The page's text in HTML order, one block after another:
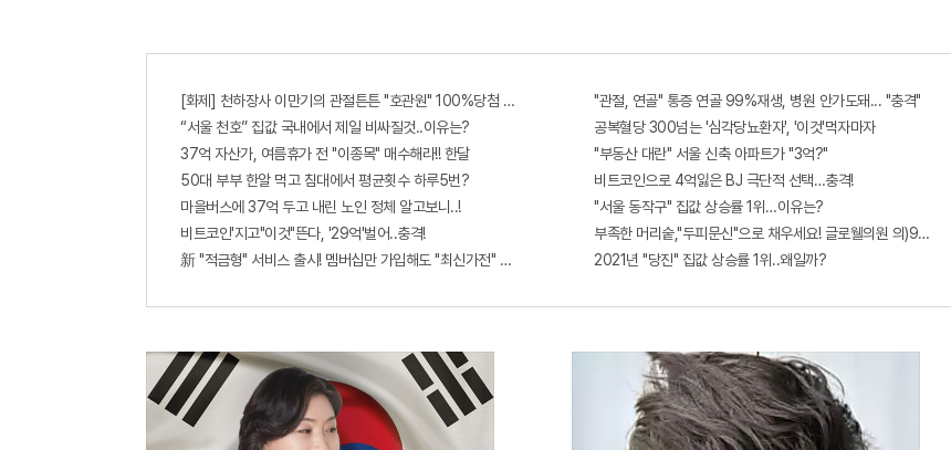
[화제] 천하장사 이만기의 관절튼튼 "호관원" 100%당첨 혜택 난리나!!
“서울 천호” 집값 국내에서 제일 비싸질것..이유는?
37억 자산가, 여름휴가 전 "이종목" 매수해라!! 한달
50대 부부 한알 먹고 침대에서 평균횟수 하루5번?
마을버스에 37억 두고 내린 노인 정체 알고보니..!
비트코인'지고"이것"뜬다, '29억'벌어..충격!
新 "적금형" 서비스 출시! 멤버십만 가입해도 "최신가전" 선착순 100% 무료 경품지원!!
"관절, 연골" 통증 연골 99%재생, 병원 안가도돼... "충격"
공복혈당 300넘는 '심각당뇨환자', '이것'먹자마자
"부동산 대란" 서울 신축 아파트가 "3억?"
비트코인으로 4억잃은 BJ 극단적 선택…충격!
"서울 동작구" 집값 상승률 1위…이유는?
부족한 머리숱,"두피문신"으로 채우세요! 글로웰의원 의)96837
2021년 "당진" 집값 상승률 1위..왜일까?